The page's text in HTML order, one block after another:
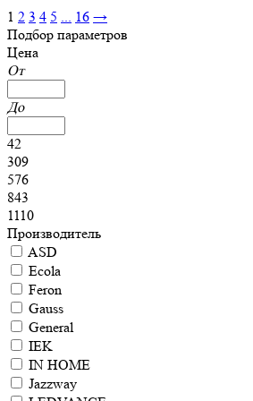
1 2 3 4 5 ... 16 →
Подбор параметров
Цена
От
До
42
309
576
843
1110
Производитель
ASD
Ecola
Feron
Gauss
General
IEK
IN HOME
Jazzway